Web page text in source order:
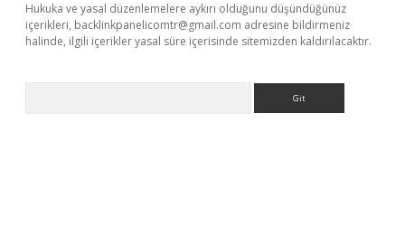
Hukuka ve yasal düzenlemelere aykırı olduğunu düşündüğünüz
içerikleri, backlinkpanelicomtr@gmail.com adresine bildirmeniz
halinde, ilgili içerikler yasal süre içerisinde sitemizden kaldırılacaktır.